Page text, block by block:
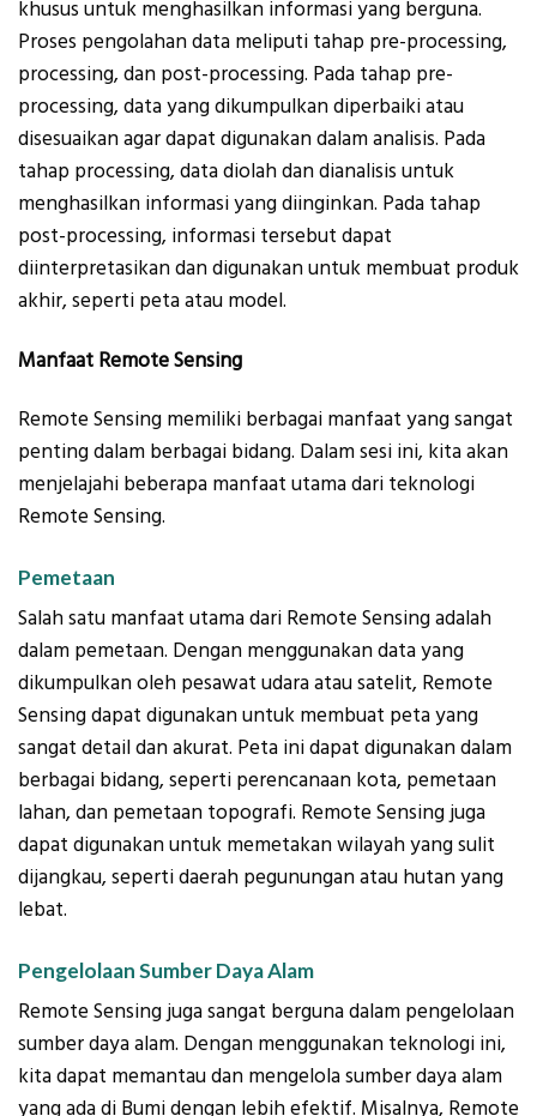
khusus untuk menghasilkan informasi yang berguna.
Proses pengolahan data meliputi tahap pre-processing,
processing, dan post-processing. Pada tahap pre-
processing, data yang dikumpulkan diperbaiki atau
disesuaikan agar dapat digunakan dalam analisis. Pada
tahap processing, data diolah dan dianalisis untuk
menghasilkan informasi yang diinginkan. Pada tahap
post-processing, informasi tersebut dapat
diinterpretasikan dan digunakan untuk membuat produk
akhir, seperti peta atau model.
Manfaat Remote Sensing
Remote Sensing memiliki berbagai manfaat yang sangat
penting dalam berbagai bidang. Dalam sesi ini, kita akan
menjelajahi beberapa manfaat utama dari teknologi
Remote Sensing.
Pemetaan
Salah satu manfaat utama dari Remote Sensing adalah
dalam pemetaan. Dengan menggunakan data yang
dikumpulkan oleh pesawat udara atau satelit, Remote
Sensing dapat digunakan untuk membuat peta yang
sangat detail dan akurat. Peta ini dapat digunakan dalam
berbagai bidang, seperti perencanaan kota, pemetaan
lahan, dan pemetaan topografi. Remote Sensing juga
dapat digunakan untuk memetakan wilayah yang sulit
dijangkau, seperti daerah pegunungan atau hutan yang
lebat.
Pengelolaan Sumber Daya Alam
Remote Sensing juga sangat berguna dalam pengelolaan
sumber daya alam. Dengan menggunakan teknologi ini,
kita dapat memantau dan mengelola sumber daya alam
yang ada di Bumi dengan lebih efektif. Misalnya, Remote